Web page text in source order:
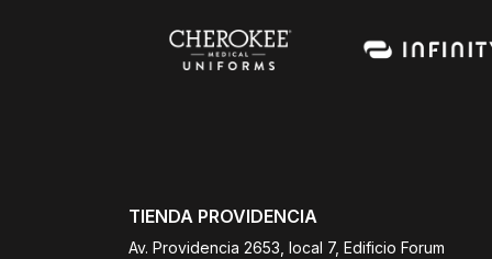
TIENDA PROVIDENCIA
Av. Providencia 2653, local 7, Edificio Forum